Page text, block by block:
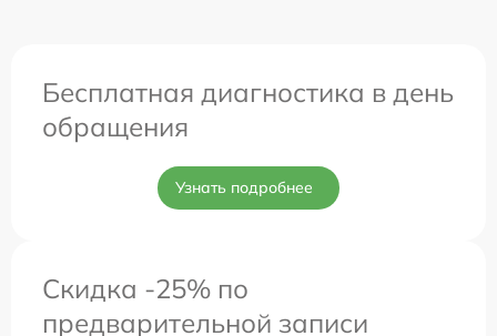
Бесплатная диагностика в день
обращения
Узнать подробнее
Скидка -25% по
предварительной записи